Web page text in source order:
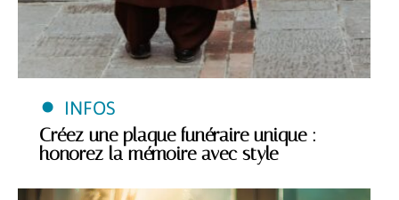
INFOS
Créez une plaque funéraire unique :
honorez la mémoire avec style